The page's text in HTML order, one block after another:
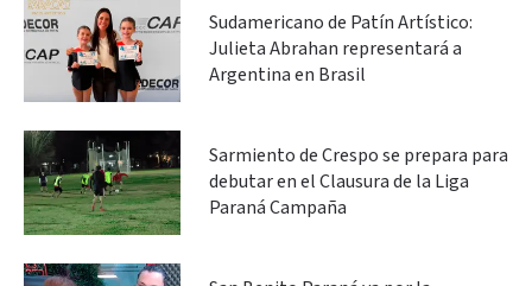
Sudamericano de Patín Artístico:
Julieta Abrahan representará a
Argentina en Brasil
Sarmiento de Crespo se prepara para
debutar en el Clausura de la Liga
Paraná Campaña